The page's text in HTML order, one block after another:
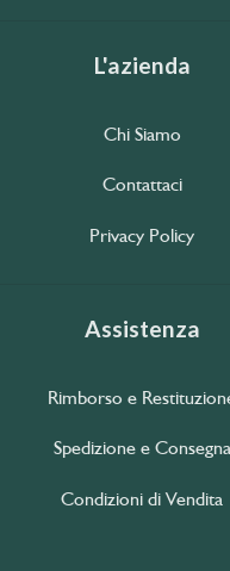
L'azienda
Chi Siamo
Contattaci
Privacy Policy
Assistenza
Rimborso e
Spedizione e Consegna
Condizioni di Vendita